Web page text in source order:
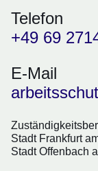
Telefon
+49 69
E-Mail
Stadt Frankfurt
Stadt Offenbach